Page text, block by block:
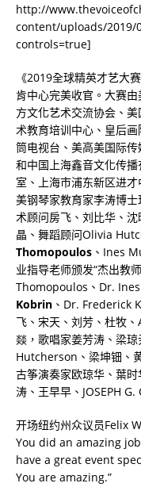
http://
content/uploads/2019/
controls=true]
《2019全球精英才艺大
肯中心完美收官。大赛
方文化艺术交流协会、
术教育培训中心、皇后
筒电视台、美高美国际
和中国上海鑫音文化传
室、上海市浦东新区进
美钢琴家教育家李涛博
术顾问房飞、刘比华、
晶、舞蹈顾问Olivia
Thomopoulos 、 Ines
业指导老师颁发“杰出教
Thomopoulos 、 Dr.
Kobrin 、 Dr. Frederick
飞、宋天、刘芳、杜牧、
燚，歌唱家姜芳涛、梁
Hutcherson 、梁坤钿、
古筝演奏家欧琼华、葉
涛、王早早、 JOSEPH
开场纽约州众议员Felix
You did an amazing
have a great event
You are amazing.”